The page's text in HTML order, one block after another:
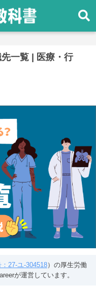
先一覧 | 医療・行
27-ユ-304518）の厚生労働
が運営しています。